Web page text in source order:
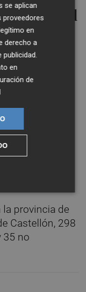
viruela del
una
29 de
casos de
29 de
los casos
la provincia de
Castellón, 298
35 no
se aplican
proveedores
en
derecho a
publicidad
en
de